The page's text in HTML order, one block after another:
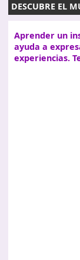
DESCUBRE EL
Aprender un
ayuda a
experiencias.